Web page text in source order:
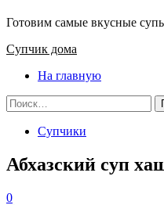
Готовим самые вкусные
Основное
Супчик дома
На главную
Найти:
Супчики
Абхазский суп
0